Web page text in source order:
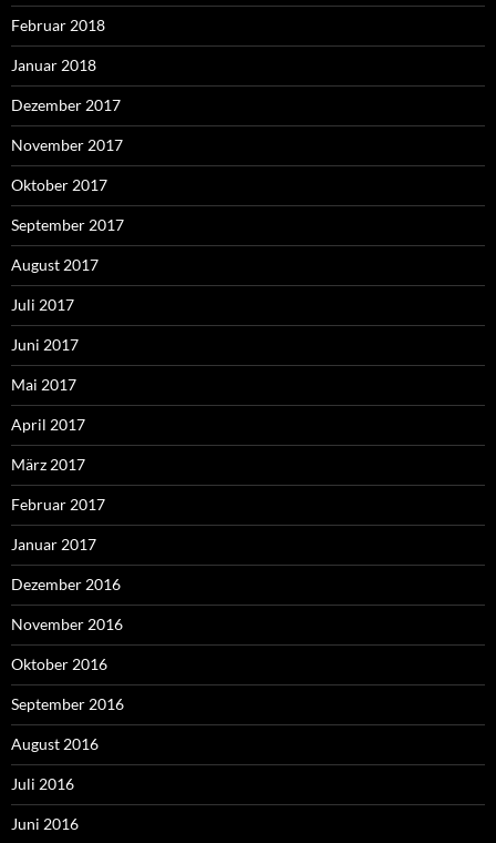
Februar 2018
Januar 2018
Dezember 2017
November 2017
Oktober 2017
September 2017
August 2017
Juli 2017
Juni 2017
Mai 2017
April 2017
März 2017
Februar 2017
Januar 2017
Dezember 2016
November 2016
Oktober 2016
September 2016
August 2016
Juli 2016
Juni 2016